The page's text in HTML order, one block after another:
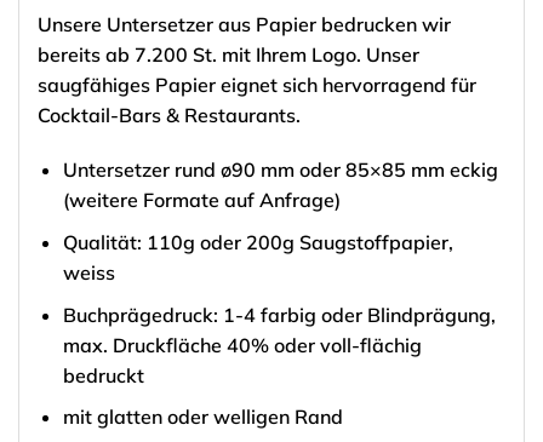
Unsere Untersetzer aus Papier bedrucken wir
bereits ab 7.200 St. mit Ihrem Logo. Unser
saugfähiges Papier eignet sich hervorragend für
Cocktail-Bars & Restaurants.
Untersetzer rund ø90 mm oder 85×85 mm eckig
(weitere Formate auf Anfrage)
Qualität: 110g oder 200g Saugstoffpapier,
weiss
Buchprägedruck: 1-4 farbig oder Blindprägung,
max. Druckfläche 40% oder voll-flächig
bedruckt
mit glatten oder welligen Rand